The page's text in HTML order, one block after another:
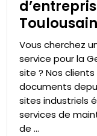
Vous cherchez
service pour la
site ? Nos
documents
sites industriels
services de
de ...